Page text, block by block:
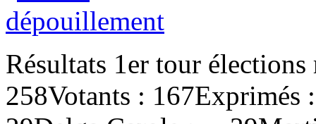
Résultats 1er tour
258Votants :